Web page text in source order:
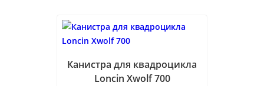
Канистра для квадроцикла
Loncin Xwolf 700